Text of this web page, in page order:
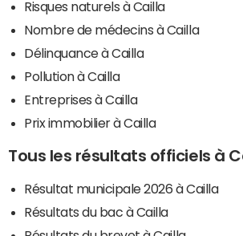
Risques naturels à Cailla
Nombre de médecins à Cailla
Délinquance à Cailla
Pollution à Cailla
Entreprises à Cailla
Prix immobilier à Cailla
Tous les résultats officiels à
Résultat municipale 2026 à Cailla
Résultats du bac à Cailla